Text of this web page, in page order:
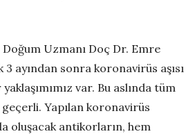
Doğum Uzmanı Doç Dr. Emre
3 ayından sonra koronavirüs aşısı
var. Bu aslında tüm
geçerli. Yapılan koronavirüs
oluşacak antikorların, hem